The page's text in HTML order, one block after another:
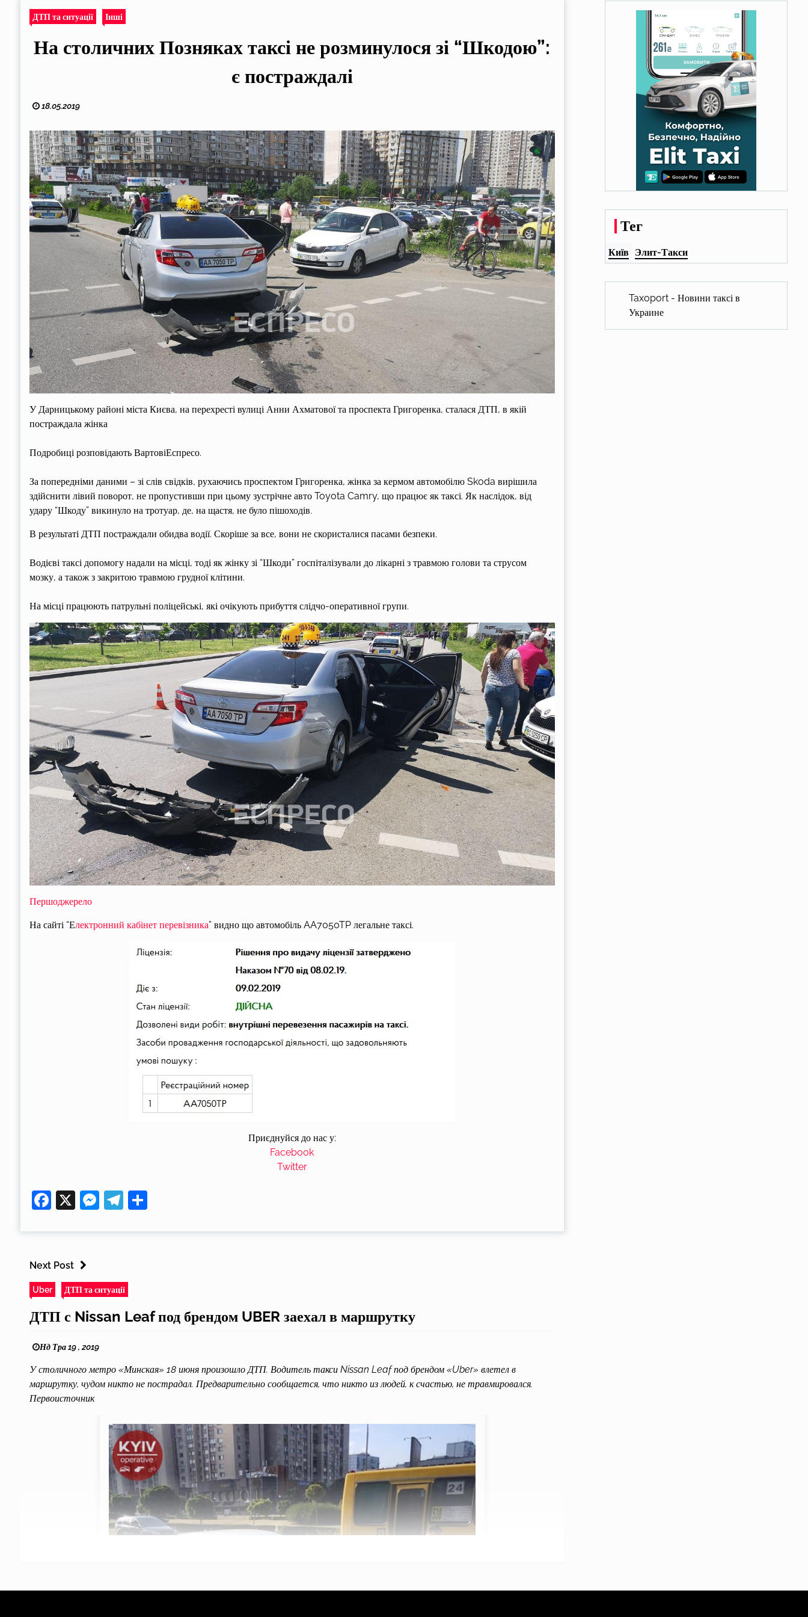
ДТП та ситуації Інші
На столичних Позняках таксі не розминулося зі “Шкодою”:
є постраждалі
18.05.2019
У Дарницькому районі міста Києва, на перехресті вулиці Анни Ахматової та проспекта Григоренка, сталася ДТП, в якій
постраждала жінка
Подробиці розповідають ВартовіЕспресо.
За попередніми даними – зі слів свідків, рухаючись проспектом Григоренка, жінка за кермом автомобілю Skoda вирішила
здійснити лівий поворот, не пропустивши при цьому зустрічне авто Toyota Camry, що працює як таксі. Як наслідок, від
удару “Шкоду” викинуло на тротуар, де, на щастя, не було пішоходів.
В результаті ДТП постраждали обидва водії. Скоріше за все, вони не скористалися пасами безпеки.
Водієві таксі допомогу надали на місці, тоді як жінку зі “Шкоди” госпіталізували до лікарні з травмою голови та струсом
мозку, а також з закритою травмою грудної клітини.
На місці працюють патрульні поліцейські, які очікують прибуття слідчо-оперативної групи.
Першоджерело
На сайті “Електронний кабінет перевізника” видно що автомобіль AA7050TP легальне таксі.
Facebook
X Messenger
Telegram
Поділитися
Приєднуйся до нас у:
Facebook
Twitter
Next Post
Uber ДТП та ситуації
ДТП с Nissan Leaf под брендом UBER заехал в маршрутку
Нд Тра 19 , 2019
У столичного метро «Минская» 18 июня произошло ДТП. Водитель такси Nissan Leaf под брендом «Uber» влетел в
маршрутку, чудом никто не пострадал. Предварительно сообщается, что никто из людей, к счастью, не травмировался.
Первоисточник
Тег
Київ Элит-Такси
Taxoport - Новини таксі в
Украине